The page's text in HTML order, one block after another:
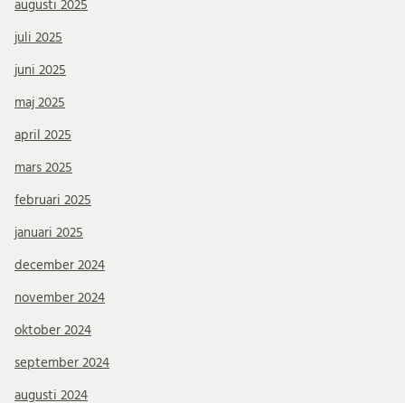
augusti 2025
juli 2025
juni 2025
maj 2025
april 2025
mars 2025
februari 2025
januari 2025
december 2024
november 2024
oktober 2024
september 2024
augusti 2024